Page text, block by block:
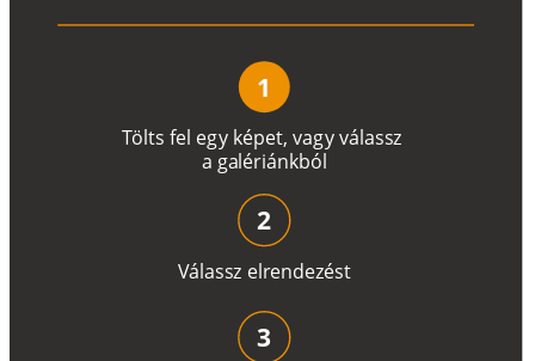
Tölts fel egy képet, vagyválassz
a galériánkból
1
Válassz elrendezést
2
3